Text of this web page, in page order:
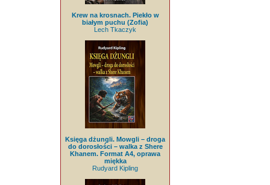
Krew na krosnach. Piekło w
białym puchu (Zofia)
Lech Tkaczyk
Księga dżungli. Mowgli – droga
do dorosłości – walka z Shere
Khanem. Format A4, oprawa
miękka
Rudyard Kipling